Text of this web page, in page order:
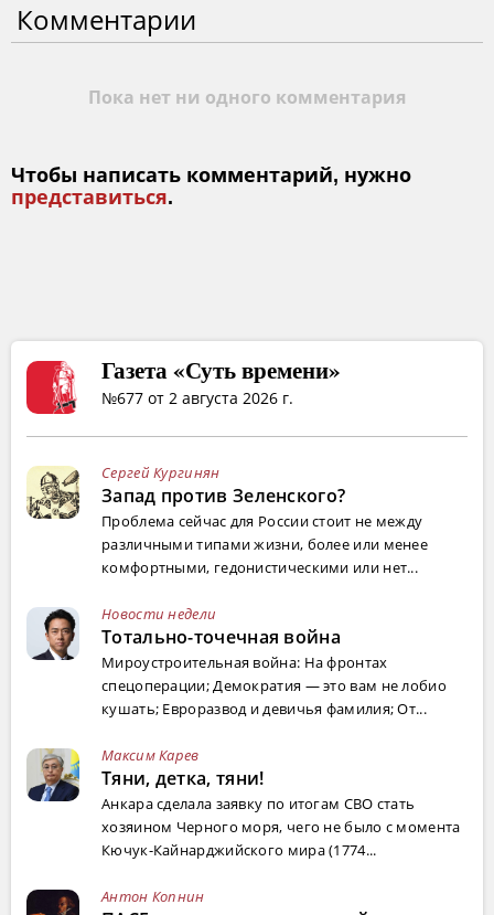
Комментарии
Пока нет ни одного комментария
Чтобы написать комментарий, нужно
представиться.
Газета «Суть времени»
№677 от 2 августа 2026 г.
Сергей Кургинян
Запад против Зеленского?
Проблема сейчас для России стоит не между
различными типами жизни, более или менее
комфортными, гедонистическими или нет...
Новости недели
Тотально-точечная война
Мироустроительная война: На фронтах
спецоперации; Демократия — это вам не лобио
кушать; Евроразвод и девичья фамилия; От...
Максим Карев
Тяни, детка, тяни!
Анкара сделала заявку по итогам СВО стать
хозяином Черного моря, чего не было с момента
Кючук-Кайнарджийского мира (1774...
Антон Копнин